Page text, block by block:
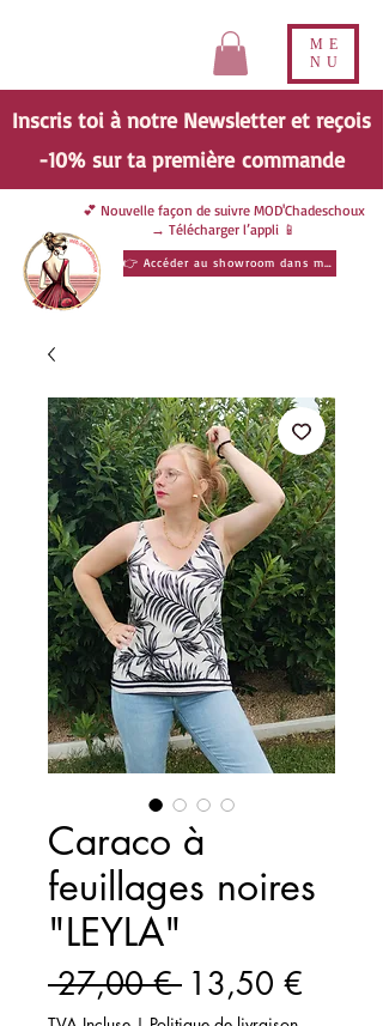
ME
NU
Inscris toi à notre Newsletter et reçois
-10% sur ta premièrecommande
💕 Nouvelle façon de suivre MOD'Chadeschoux
→ Télécharger l’appli 📱
👉 Accéder au showroom dans ma poche
Caraco à
feuillages noires
"LEYLA"
27,00 € Prix
13,50 €